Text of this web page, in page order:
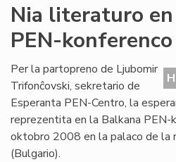
Nia literaturo
PEN-konferenco
Per la partopreno de Ljubomir
Trifonĉovski, sekretario de
Esperanta PEN-Centro, la
reprezentita en la Balkana
oktobro 2008 en la palaco de la
(Bulgario).